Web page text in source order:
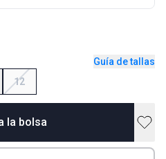
Guía de tallas
12
la bolsa